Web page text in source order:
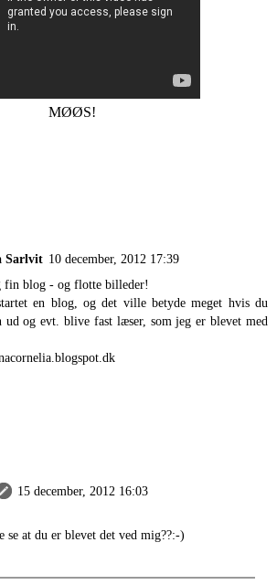
MØØS!
Sarlvit 10 december, 2012 17:39
blog - og flotte billeder!
en blog, og det ville betyde meget hvis du
ud og evt. blive fast læser, som jeg er blevet med
15 december, 2012 16:03
se at du er blevet det ved mig??:-)